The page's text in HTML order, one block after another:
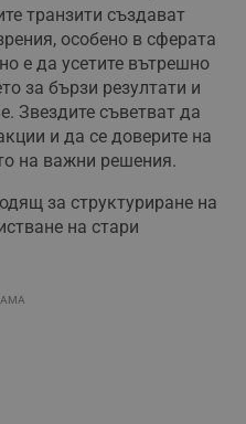
транзити създават
особено в сферата
е да усетите вътрешно
за бързи резултати и
Звездите съветват да
и да се доверите на
на важни решения.
за структуриране на
на стари